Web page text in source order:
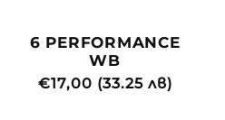
6 PERFORMANCE
WB
Редовна
€17,00 (33.25 лв)